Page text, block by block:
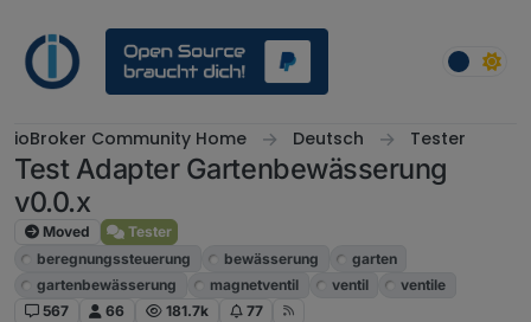
ioBroker Community Home Deutsch Tester
Test Adapter Gartenbewässerung
v0.0.x
Moved
Tester
beregnungssteuerung
bewässerung
garten
gartenbewässerung
magnetventil ventil
ventile
567
66 181.7k 77